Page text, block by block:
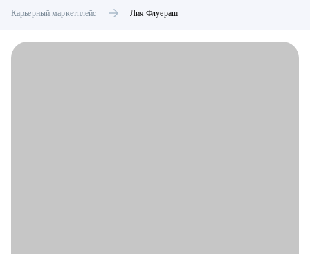
Карьерный маркетплейс Лия Флуераш